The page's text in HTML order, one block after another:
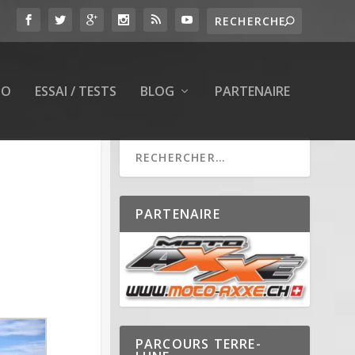
ESSAI / TESTS BLOG PARTENAIRE
PARTENAIRE
PARCOURS TERRE-